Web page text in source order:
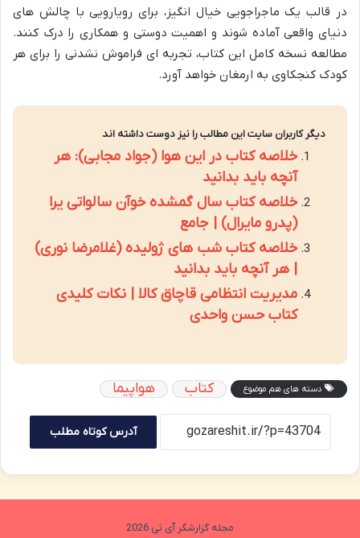
در قالب یک ماجراجویی خیال انگیز، برای رویارویی با چالش های
دنیای واقعی آماده شوند و اهمیت دوستی و همکاری را درک کنند.
مطالعه نسخه کامل این کتاب، تجربه ای فراموش نشدنی را برای هر
کودک کنجکاوی به ارمغان خواهد آورد.
دیگر کاربران سایت این مطالب را نیز دوست داشته اند
خلاصه کتاب در این هوا (جواد مجابی): هر
آنچه باید بدانید
خلاصه کتاب سال گمشده خوآن سالواتی یرا
(پدرو مایرال) | جامع
خلاصه کتاب شب های ژولیده (غلامرضا نوری)
| هر آنچه باید بدانید
مدیریت انتظامی قاچاق کالا | نکات کلیدی
کتاب حسن واحدی
دسته های هم موضوع کتاب هواپیما
آدرس کوتاه مطلب
مجله گزارشگر آی تی 2026